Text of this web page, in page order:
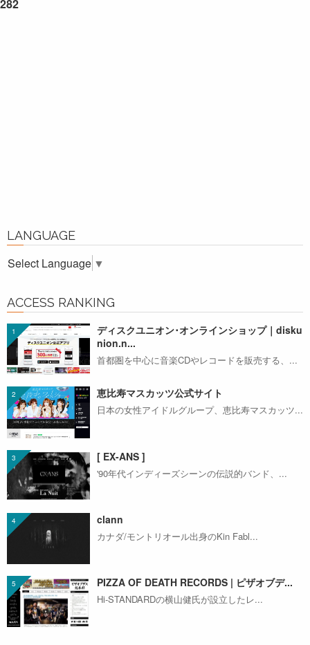
282
LANGUAGE
Select Language ▼
ACCESS RANKING
ディスクユニオン･オンラインショップ｜disku
nion.n...
首都圏を中心に音楽CDやレコードを販売する、...
恵比寿マスカッツ公式サイト
日本の女性アイドルグループ、恵比寿マスカッツ...
[ EX-ANS ]
'90年代インディーズシーンの伝説的バンド、...
clann
カナダ/モントリオール出身のKin Fabl...
PIZZA OF DEATH RECORDS | ピザオブデ...
Hi-STANDARDの横山健氏が設立したレ...